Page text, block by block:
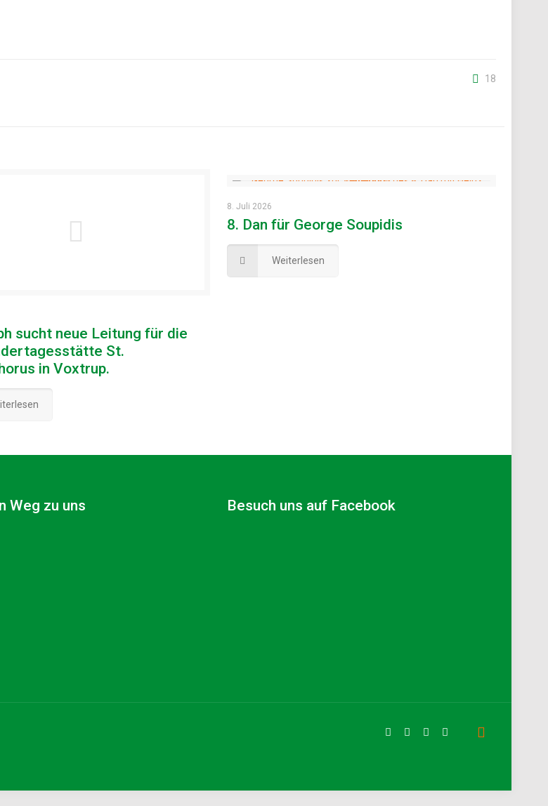
18
sucht neue Leitung für die
St.
in Voxtrup.
8. Juli 2026
8. Dan für George Soupidis
Weiterlesen
Weg zu uns Besuch uns auf Facebook